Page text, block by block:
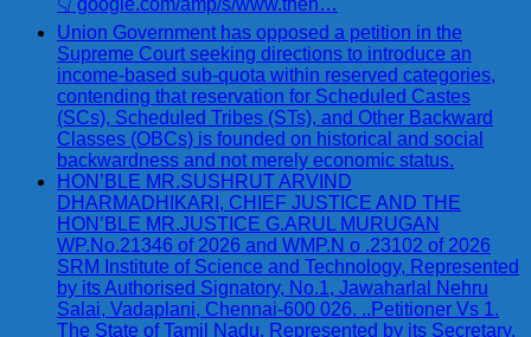
👇 google.com/amp/s/www.theh…
Union Government has opposed a petition in the
Supreme Court seeking directions to introduce an
income-based sub-quota within reserved categories,
contending that reservation for Scheduled Castes
(SCs), Scheduled Tribes (STs), and Other Backward
Classes (OBCs) is founded on historical and social
backwardness and not merely economic status.
HON’BLE MR.SUSHRUT ARVIND
DHARMADHIKARI, CHIEF JUSTICE AND THE
HON’BLE MR.JUSTICE G.ARUL MURUGAN
WP.No.21346 of 2026 and WMP.N o .23102 of 2026
SRM Institute of Science and Technology, Represented
by its Authorised Signatory, No.1, Jawaharlal Nehru
Salai, Vadaplani, Chennai-600 026. ..Petitioner Vs 1.
The State of Tamil Nadu, Represented by its Secretary,